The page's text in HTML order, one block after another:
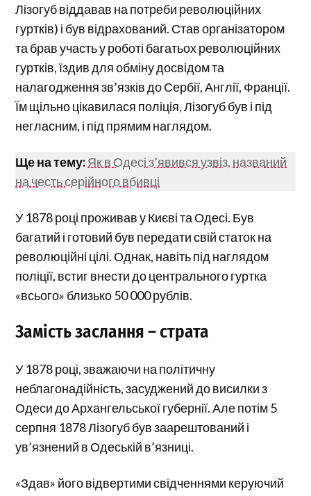
Лізогуб віддавав на потреби революційних
гуртків) і був відрахований. Став організатором
та брав участь у роботі багатьох революційних
гуртків, їздив для обміну досвідом та
налагодження зв’язків до Сербії, Англії, Франції.
Їм щільно цікавилася поліція, Лізогуб був і під
негласним, і під прямим наглядом.
Ще на тему:Як в Одесі з’явився узвіз, названий
на честь серійного вбивці
У 1878 році проживав у Києві та Одесі. Був
багатий і готовий був передати свій статок на
революційні цілі. Однак, навіть під наглядом
поліції, встиг внести до центрального гуртка
«всього» близько 50 000 рублів.
Замість заслання – страта
У 1878 році, зважаючи на політичну
неблагонадійність, засуджений до висилки з
Одеси до Архангельської губернії. Але потім 5
серпня 1878 Лізогуб був заарештований і
ув’язнений в Одеській в’язниці.
«Здав» його відвертими свідченнями керуючий